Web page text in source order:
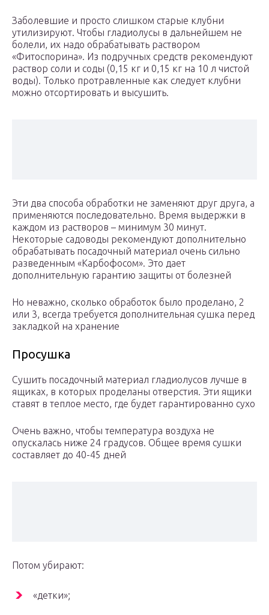
Заболевшие и просто слишком старые клубни
утилизируют. Чтобы гладиолусы в дальнейшем не
болели, их надо обрабатывать раствором
«Фитоспорина». Из подручных средств рекомендуют
раствор соли и соды (0,15 кг и 0,15 кг на 10 л чистой
воды). Только протравленные как следует клубни
можно отсортировать и высушить.
Эти два способа обработки не заменяют друг друга, а
применяются последовательно. Время выдержки в
каждом из растворов – минимум 30 минут.
Некоторые садоводы рекомендуют дополнительно
обрабатывать посадочный материал очень сильно
разведенным «Карбофосом». Это дает
дополнительную гарантию защиты от болезней
Но неважно, сколько обработок было проделано, 2
или 3, всегда требуется дополнительная сушка перед
закладкой на хранение
Просушка
Сушить посадочный материал гладиолусов лучше в
ящиках, в которых проделаны отверстия. Эти ящики
ставят в теплое место, где будет гарантированно сухо
Очень важно, чтобы температура воздуха не
опускалась ниже 24 градусов. Общее время сушки
составляет до 40-45 дней
Потом убирают:
«детки»;